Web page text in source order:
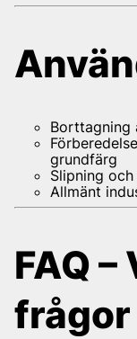
Borttagning
grundfärg
Slipning
Allmänt
FAQ
frågor